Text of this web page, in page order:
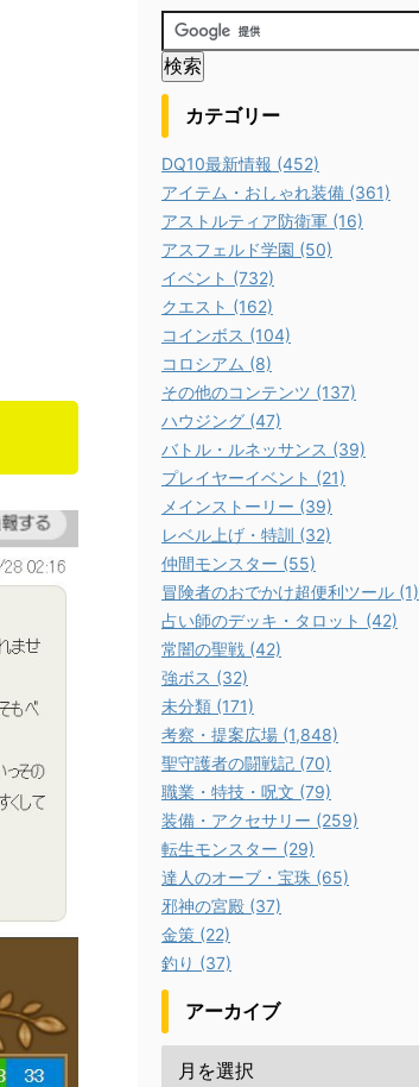
カテゴリー
DQ10最新情報 (452)
アイテム・おしゃれ装備 (361)
アストルティア防衛軍 (16)
アスフェルド学園 (50)
イベント (732)
クエスト (162)
コインボス (104)
コロシアム (8)
その他のコンテンツ (137)
ハウジング (47)
バトル・ルネッサンス (39)
プレイヤーイベント (21)
メインストーリー (39)
レベル上げ・特訓 (32)
仲間モンスター (55)
冒険者のおでかけ超便利ツール (1)
占い師のデッキ・タロット (42)
常闇の聖戦 (42)
強ボス (32)
未分類 (171)
考察・提案広場 (1,848)
聖守護者の闘戦記 (70)
職業・特技・呪文 (79)
装備・アクセサリー (259)
転生モンスター (29)
達人のオーブ・宝珠 (65)
邪神の宮殿 (37)
金策 (22)
釣り (37)
アーカイブ